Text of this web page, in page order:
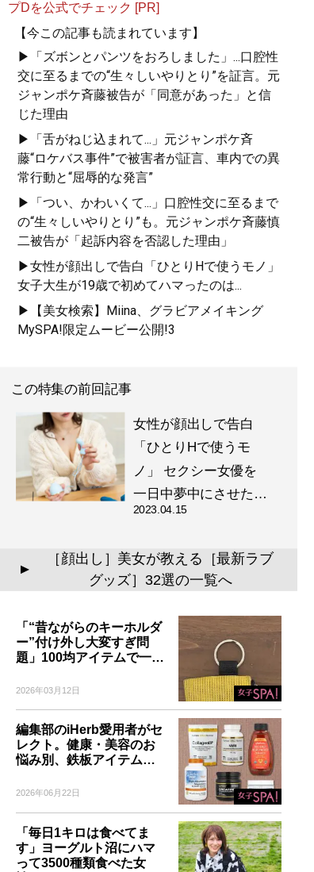
プDを公式でチェック [PR]
【今この記事も読まれています】
▶「ズボンとパンツをおろしました」...口腔性
交に至るまでの“生々しいやりとり”を証言。元
ジャンポケ斉藤被告が「同意があった」と信
じた理由
▶「舌がねじ込まれて...」元ジャンポケ斉
藤“ロケバス事件”で被害者が証言、車内での異
常行動と“屈辱的な発言”
▶「つい、かわいくて...」口腔性交に至るまで
の“生々しいやりとり”も。元ジャンポケ斉藤慎
二被告が「起訴内容を否認した理由」
▶女性が顔出しで告白「ひとりHで使うモノ」
女子大生が19歳で初めてハマったのは...
▶【美女検索】Miina、グラビアメイキング
MySPA!限定ムービー公開!3
この特集の前回記事
女性が顔出しで告白
「ひとりHで使うモ
ノ」 セクシー女優を
一日中夢中にさせた…
2023.04.15
▲
［顔出し］美女が教える［最新ラブ
グッズ］32選の一覧へ
「“昔ながらのキーホルダ
ー”付け外し大変すぎ問
題」100均アイテムで一…
2026年03月12日
編集部のiHerb愛用者がセ
レクト。健康・美容のお
悩み別、鉄板アイテム…
2026年06月22日
「毎日1キロは食べてま
す」ヨーグルト沼にハマ
って3500種類食べた女